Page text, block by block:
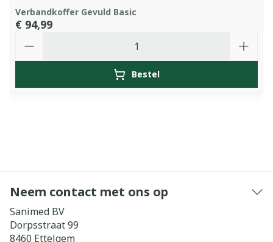
Verbandkoffer Gevuld Basic
€ 94,99
Bestel
Neem contact met ons op
Sanimed BV
Dorpsstraat 99
8460 Ettelgem